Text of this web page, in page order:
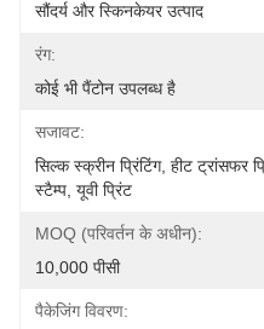
सौंदर्य और स्किनकेयर उत्पाद
रंग:
कोई भी पैंटोन उपलब्ध है
सजावट:
सिल्क स्क्रीन प्रिंटिंग, हीट ट्रांसफर
स्टैम्प, यूवी प्रिंट
MOQ (परिवर्तन के अधीन):
10,000 पीसी
पैकेजिंग विवरण: